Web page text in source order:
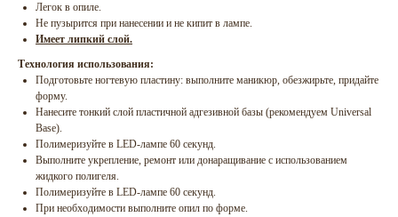
Легок в опиле.
Не пузырится при нанесении и не кипит в лампе.
Имеет липкий слой.
Технология использования:
Подготовьте ногтевую пластину: выполните маникюр, обезжирьте, придайте
форму.
Нанесите тонкий слой пластичной адгезивной базы (рекомендуем Universal
Base).
Полимеризуйте в LED-лампе 60 секунд.
Выполните укрепление, ремонт или донаращивание с использованием
жидкого полигеля.
Полимеризуйте в LED-лампе 60 секунд.
При необходимости выполните опил по форме.